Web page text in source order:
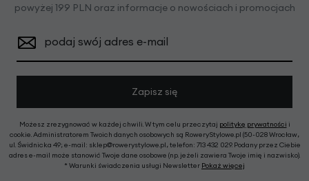
powyżej 199 PLN oraz informacje o nowościach i promocjach
podaj swój adres e-mail
Zapisz się
Możesz zrezygnować w każdej chwili. W tym celu przeczytaj politykę prywatności i
cookie. Administratorem Twoich danych osobowych są RoweryStylowe.pl (50-028 Wrocław,
ul. Świdnicka 49; e-mail: sklep@rowerystylowe.pl, telefon: 713 432 029. Podany przez Ciebie
adres e-mail może stanowić Twoje dane osobowe (np. jeżeli zawiera Twoje imię i nazwisko).
* Warunki świadczenia usługi Newsletter Pokaż więcej